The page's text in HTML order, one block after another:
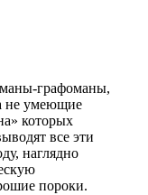
графоманы,
не умеющие
которых
все эти
наглядно
пороки.